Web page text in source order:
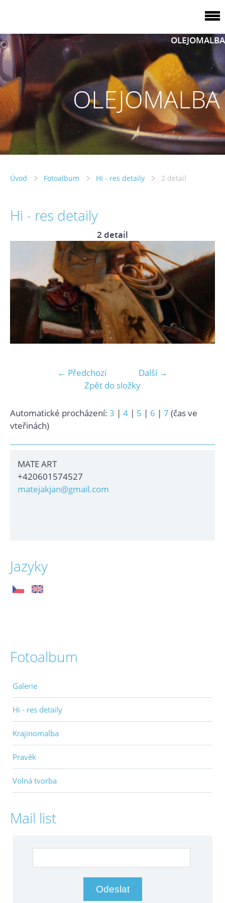
OLEJOMALBA
OLEJOMALBA
Úvod Fotoalbum Hi - res detaily 2 detail
Hi - res detaily
2 detail
← Předchozí
Další →
Zpět do složky
Automatické procházení: 3 | 4 | 5 | 6 | 7 (čas ve
vteřinách)
MATE ART
+420601574527
matejakjan@gmail.com
Jazyky
Fotoalbum
Galerie
Hi - res detaily
Krajinomalba
Pravěk
Volná tvorba
Mail list